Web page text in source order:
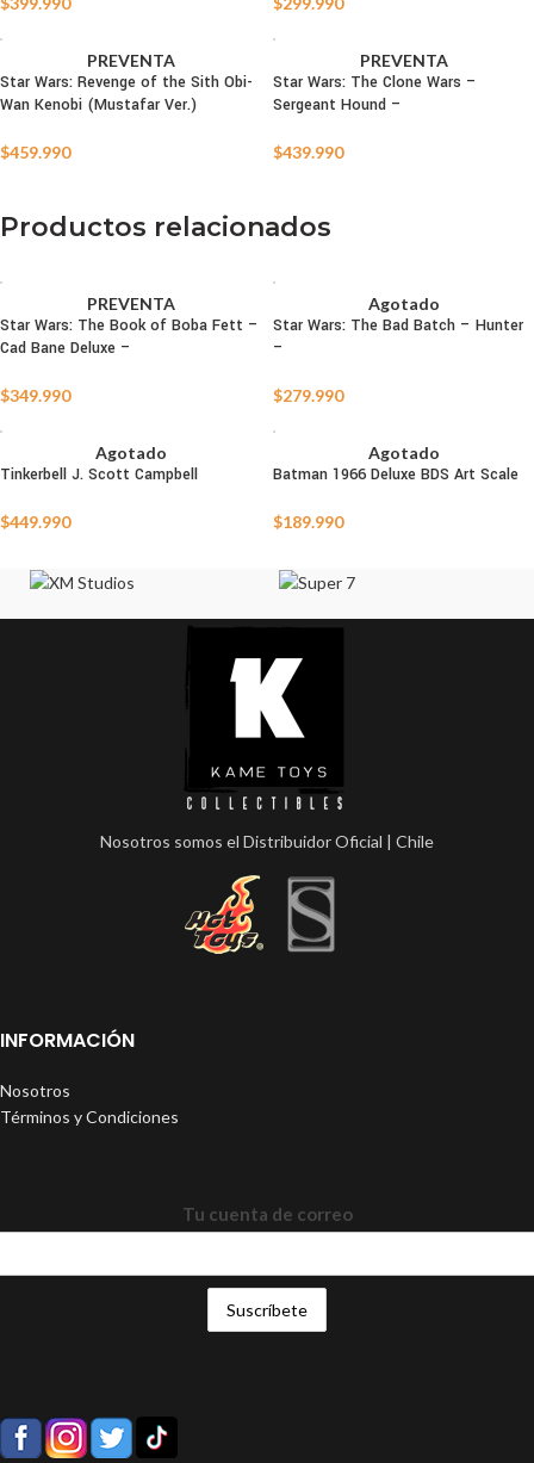
PREVENTA
Star Wars: Revenge of the Sith Obi-
Wan Kenobi (Mustafar Ver.)
$459.990
PREVENTA
Star Wars: The Clone Wars –
Sergeant Hound –
$439.990
Productos relacionados
PREVENTA
Star Wars: The Book of Boba Fett –
Cad Bane Deluxe –
$349.990
Agotado
Star Wars: The Bad Batch – Hunter
–
$279.990
Agotado
Tinkerbell J. Scott Campbell
$449.990
Agotado
Batman 1966 Deluxe BDS Art Scale
$189.990
Nosotros somos el Distribuidor Oficial | Chile
INFORMACIÓN
Nosotros
Términos y Condiciones
Tu cuenta de correo